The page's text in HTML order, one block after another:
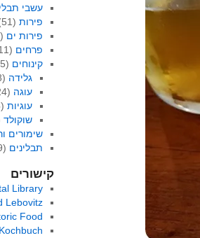
עשבי
פירות(51)
פירות ים (19)
פרחים (11)
קינוחים (95)
גלידה (8)
עוגה (24)
עוגיות (16)
שוקולד
שימורים
תבלינים (19)
קישורים
Library
Lebovitz
Food